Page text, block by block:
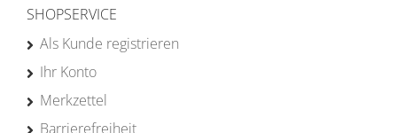
SHOPSERVICE
Als Kunde registrieren
Ihr Konto
Merkzettel
Barrierefreiheit